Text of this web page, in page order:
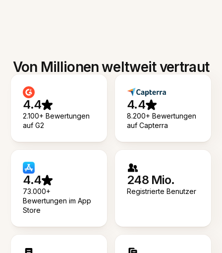
Von Millionen weltweit vertraut
4.4
2.100+ Bewertungen
auf G2
4.4
8.200+ Bewertungen
auf Capterra
4.4
73.000+
Bewertungen im App
Store
248 Mio.
Registrierte Benutzer